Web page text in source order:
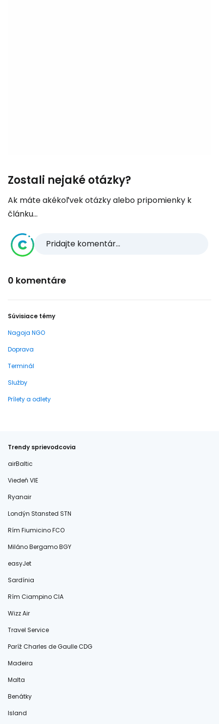
Zostali nejaké otázky?
Ak máte akékoľvek otázky alebo pripomienky k
článku...
Pridajte komentár...
0 komentáre
Súvisiace témy
Nagoja NGO
Doprava
Terminál
Služby
Prílety a odlety
Trendy sprievodcovia
airBaltic
Viedeň VIE
Ryanair
Londýn Stansted STN
Rím Fiumicino FCO
Miláno Bergamo BGY
easyJet
Sardínia
Rím Ciampino CIA
Wizz Air
Travel Service
Paríž Charles de Gaulle CDG
Madeira
Malta
Benátky
Island